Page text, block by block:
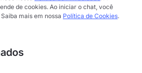
de cookies. Ao iniciar o chat, você
mais em nossa Política de Cookies.